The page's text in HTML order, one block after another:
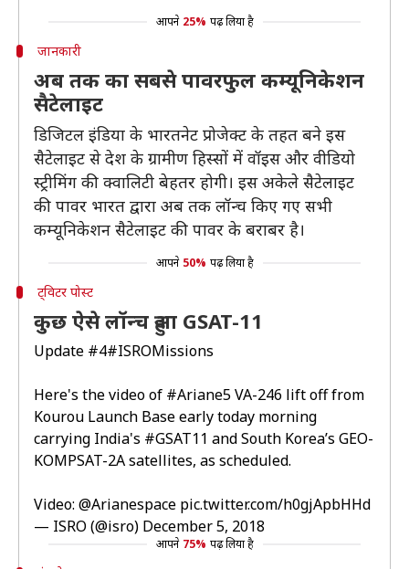
आपने 25% पढ़ लिया है
जानकारी
अब तक का सबसे पावरफुल कम्यूनिकेशन
सैटेलाइट
डिजिटल इंडिया के भारतनेट प्रोजेक्ट के तहत बने इस
सैटेलाइट से देश के ग्रामीण हिस्सों में वॉइस और वीडियो
स्ट्रीमिंग की क्वालिटी बेहतर होगी। इस अकेले सैटेलाइट
की पावर भारत द्वारा अब तक लॉन्च किए गए सभी
कम्यूनिकेशन सैटेलाइट की पावर के बराबर है।
आपने 50% पढ़ लिया है
ट्विटर पोस्ट
कुछ ऐसे लॉन्च हुआ GSAT-11
Update #4#ISROMissions
Here's the video of #Ariane5VA-246 lift off from
Kourou Launch Base early today morning
carrying India's #GSAT11 and South Korea’s GEO-
KOMPSAT-2A satellites, as scheduled.
Video: @Arianespace pic.twitter.com/h0gjApbHHd
— ISRO (@isro) December 5, 2018
आपने 75% पढ़ लिया है